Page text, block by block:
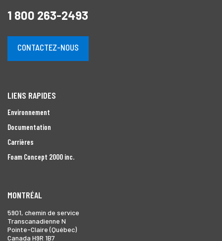
1 800 263-2493
CONTACTEZ-NOUS
LIENS RAPIDES
Environnement
Documentation
Carrières
Foam Concept 2000 inc.
MONTRÉAL
5901, chemin de service
Transcanadienne N
Pointe-Claire (Québec)
Canada H9R 1B7